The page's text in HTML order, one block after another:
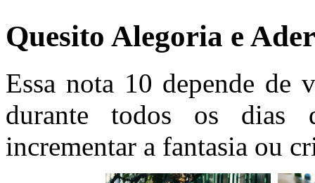
Quesito Alegoria e
Essa nota 10 depende de
durante todos os dias
incrementar a fantasia ou